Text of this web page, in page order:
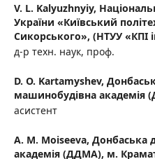
V. L. Kalyuzhnyiy,
України «Київський
Сикорського», (НТУУ «КПІ
д-р техн. наук, проф.
D. O. Kartamyshev,
машинобудівна академія
асистент
A. M. Moiseeva, Донбаська
академія (ДДMA), м.